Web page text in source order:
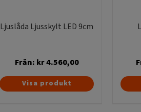
Ljuslåda Ljusskylt LED 9cm
Från: kr4.560,00
Den
här
Visa produkt